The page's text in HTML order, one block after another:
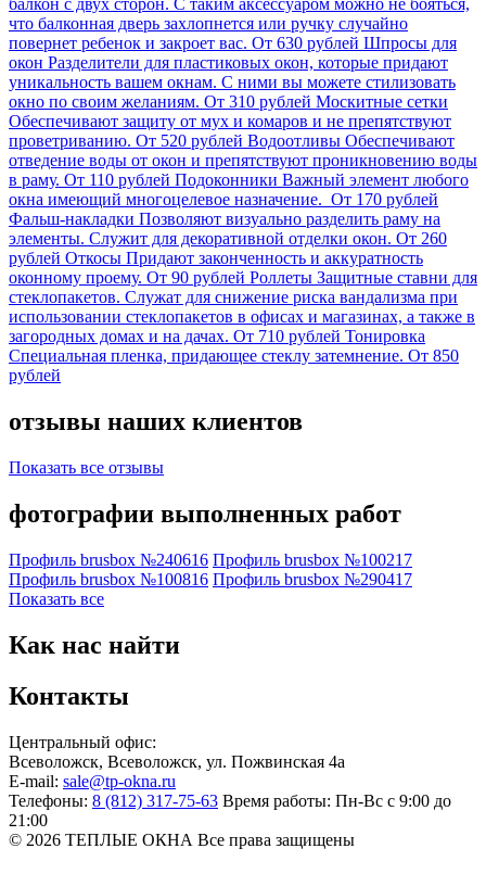
балкон с двух сторон. С таким аксессуаром можно не бояться,
что балконная дверь захлопнется или ручку случайно
повернет ребенок и закроет вас. От 630 рублей Шпросы для
окон Разделители для пластиковых окон, которые придают
уникальность вашем окнам. С ними вы можете стилизовать
окно по своим желаниям. От 310 рублей Москитные сетки
Обеспечивают защиту от мух и комаров и не препятствуют
проветриванию. От 520 рублей Водоотливы Обеспечивают
отведение воды от окон и препятствуют проникновению воды
в раму. От 110 рублей Подоконники Важный элемент любого
окна имеющий многоцелевое назначение. От 170 рублей
Фальш-накладки Позволяют визуально разделить раму на
элементы. Служит для декоративной отделки окон. От 260
рублей Откосы Придают законченность и аккуратность
оконному проему. От 90 рублей Роллеты Защитные ставни для
стеклопакетов. Служат для снижение риска вандализма при
использовании стеклопакетов в офисах и магазинах, а также в
загородных домах и на дачах. От 710 рублей Тонировка
Специальная пленка, придающее стеклу затемнение. От 850
рублей
отзывы наших клиентов
Показать все отзывы
фотографии выполненных работ
Профиль brusbox №240616 Профиль brusbox №100217
Профиль brusbox №100816 Профиль brusbox №290417
Показать все
Как нас найти
Контакты
Центральный офис:
Всеволожск, Всеволожск, ул. Пожвинская 4а
E-mail: sale@tp-okna.ru
Телефоны: 8 (812) 317-75-63 Время работы: Пн-Вс с 9:00 до
21:00
© 2026 ТЕПЛЫЕ ОКНА Все права защищены